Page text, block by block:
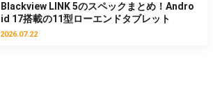
Blackview LINK 5のスペックまとめ！Andro
id 17搭載の11型ローエンドタブレット
2026.07.22